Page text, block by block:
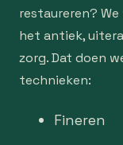
restaureren?
het antiek,
zorg. Dat doen
technieken:
Fineren